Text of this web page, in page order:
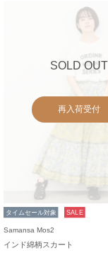
SOLD OUT
再入荷受付
タイムセール対象 SALE
Samansa Mos2
インド綿柄スカート